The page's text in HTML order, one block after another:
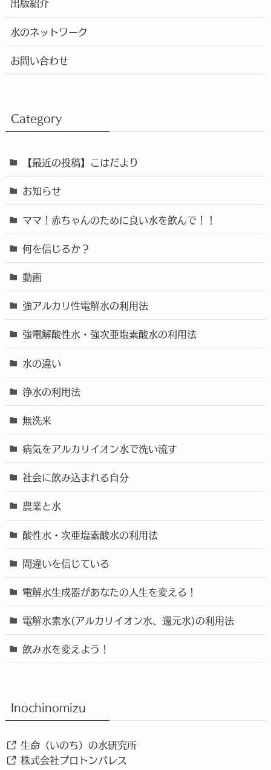
水のネットワーク
お問い合わせ
Category
【最近の投稿】こはだより
お知らせ
ママ！赤ちゃんのために良い水を飲んで！！
何を信じるか？
動画
強アルカリ性電解水の利用法
強電解酸性水・強次亜塩素酸水の利用法
水の違い
浄水の利用法
無洗米
病気をアルカリイオン水で洗い流す
社会に飲み込まれる自分
農業と水
酸性水・次亜塩素酸水の利用法
間違いを信じている
電解水生成器があなたの人生を変える！
電解水素水(アルカリイオン水、還元水)の利用法
飲み水を変えよう！
Inochinomizu
生命（いのち）の水研究所
株式会社プロトンパレス